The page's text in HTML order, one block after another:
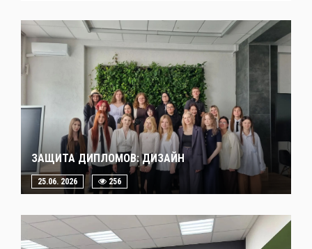
ЗАЩИТА ДИПЛОМОВ: ДИЗАЙН
25.06. 2026 256